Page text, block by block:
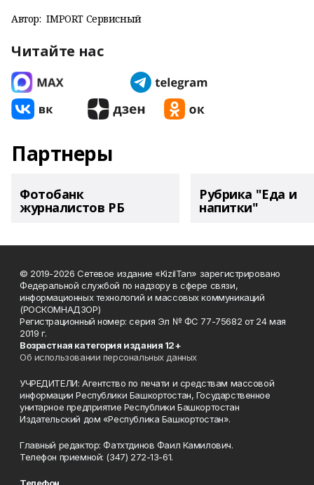
Автор: IMPORT Сервисный
Читайте нас
Партнеры
Фотобанк
журналистов РБ
Рубрика "Еда и
напитки"
© 2019-2026 Сетевое издание «KizilTan» зарегистрировано
Федеральной службой по надзору в сфере связи,
информационных технологий и массовых коммуникаций
(РОСКОМНАДЗОР)
Регистрационный номер: серия Эл № ФС 77-75682 от 24 мая
2019 г.
Возрастная категория издания 12+
Об использовании персональных данных
УЧРЕДИТЕЛИ: Агентство по печати и средствам массовой
информации Республики Башкортостан, Государственное
унитарное предприятие Республики Башкортостан
Издательский дом «Республика Башкортостан».
Главный редактор: Фатхтдинов Фаил Камилович.
Телефон приемной: (347) 272-13-61.